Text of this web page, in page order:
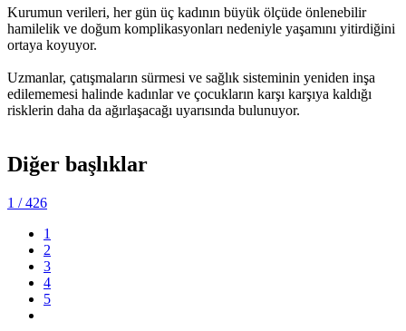
Kurumun verileri, her gün üç kadının büyük ölçüde önlenebilir
hamilelik ve doğum komplikasyonları nedeniyle yaşamını yitirdiğini
ortaya koyuyor.
Uzmanlar, çatışmaların sürmesi ve sağlık sisteminin yeniden inşa
edilememesi halinde kadınlar ve çocukların karşı karşıya kaldığı
risklerin daha da ağırlaşacağı uyarısında bulunuyor.
Diğer başlıklar
1 / 426
1
2
3
4
5